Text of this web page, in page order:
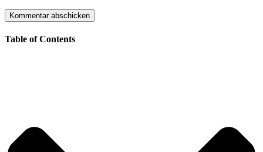
Table of Contents